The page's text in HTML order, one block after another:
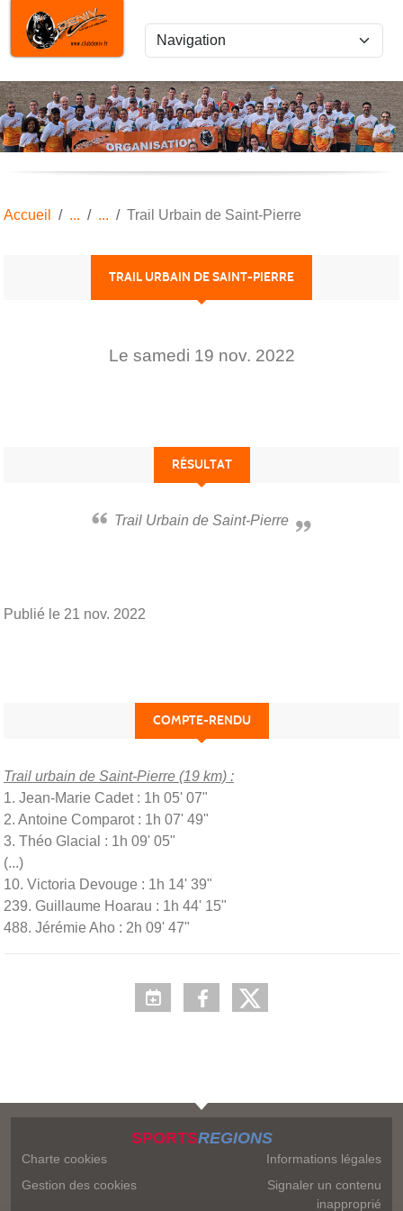
Accueil Trail Urbain de Saint-Pierre
TRAIL URBAIN DE SAINT-PIERRE
Le samedi 19 nov. 2022
RÉSULTAT
Trail Urbain de Saint-Pierre
Publié le 21 nov. 2022
COMPTE-RENDU
Trail urbain de Saint-Pierre (19 km) :
1. Jean-Marie Cadet : 1h 05' 07"
2. Antoine Comparot : 1h 07' 49"
3. Théo Glacial : 1h 09' 05"
(...)
10. Victoria Devouge : 1h 14' 39"
239. Guillaume Hoarau : 1h 44' 15"
488. Jérémie Aho : 2h 09' 47"
SPORTSREGIONS
Charte cookies
Gestion des cookies
Informations légales
Signaler un contenu
inapproprié
Panneau de gestion des cookies